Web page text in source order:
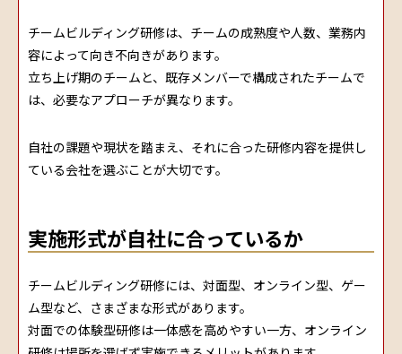
チームビルディング研修は、チームの成熟度や人数、業務内
容によって向き不向きがあります。
立ち上げ期のチームと、既存メンバーで構成されたチームで
は、必要なアプローチが異なります。
自社の課題や現状を踏まえ、それに合った研修内容を提供し
ている会社を選ぶことが大切です。
実施形式が自社に合っているか
チームビルディング研修には、対面型、オンライン型、ゲー
ム型など、さまざまな形式があります。
対面での体験型研修は一体感を高めやすい一方、オンライン